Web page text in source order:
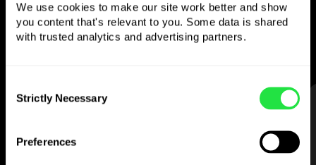
We use cookies to make our site work better and show
you content that's relevant to you. Some data is shared
with trusted analytics and advertising partners.
Selection
Strictly Necessary
Preferences
Küldjön pénzt külföldre,
vegyen fel ATM-ből
jutalék nélkül, fizessen többdevizás
LÉPÉS 1